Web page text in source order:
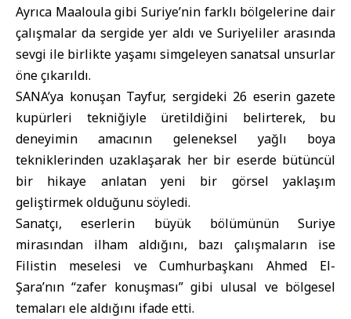
Ayrıca Maaloula gibi Suriye’nin farklı bölgelerine dair
çalışmalar da sergide yer aldı ve Suriyeliler arasında
sevgi ile birlikte yaşamı simgeleyen sanatsal unsurlar
öne çıkarıldı.
SANA’ya konuşan Tayfur, sergideki 26 eserin gazete
kupürleri tekniğiyle üretildiğini belirterek, bu
deneyimin amacının geleneksel yağlı boya
tekniklerinden uzaklaşarak her bir eserde bütüncül
bir hikaye anlatan yeni bir görsel yaklaşım
geliştirmek olduğunu söyledi.
Sanatçı, eserlerin büyük bölümünün Suriye
mirasından ilham aldığını, bazı çalışmaların ise
Filistin meselesi ve Cumhurbaşkanı Ahmed El-
Şara’nın “zafer konuşması” gibi ulusal ve bölgesel
temaları ele aldığını ifade etti.